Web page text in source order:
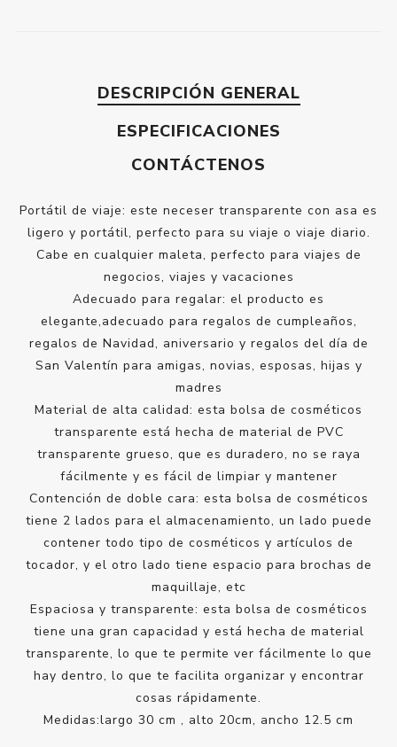
DESCRIPCIÓN GENERAL
ESPECIFICACIONES
CONTÁCTENOS
Portátil de viaje: este neceser transparente con asa es
ligero y portátil, perfecto para su viaje o viaje diario.
Cabe en cualquier maleta, perfecto para viajes de
negocios, viajes y vacaciones
Adecuado para regalar: el producto es
elegante,adecuado para regalos de cumpleaños,
regalos de Navidad, aniversario y regalos del día de
San Valentín para amigas, novias, esposas, hijas y
madres
Material de alta calidad: esta bolsa de cosméticos
transparente está hecha de material de PVC
transparente grueso, que es duradero, no se raya
fácilmente y es fácil de limpiar y mantener
Contención de doble cara: esta bolsa de cosméticos
tiene 2 lados para el almacenamiento, un lado puede
contener todo tipo de cosméticos y artículos de
tocador, y el otro lado tiene espacio para brochas de
maquillaje, etc
Espaciosa y transparente: esta bolsa de cosméticos
tiene una gran capacidad y está hecha de material
transparente, lo que te permite ver fácilmente lo que
hay dentro, lo que te facilita organizar y encontrar
cosas rápidamente.
Medidas:largo 30 cm , alto 20cm, ancho 12.5 cm